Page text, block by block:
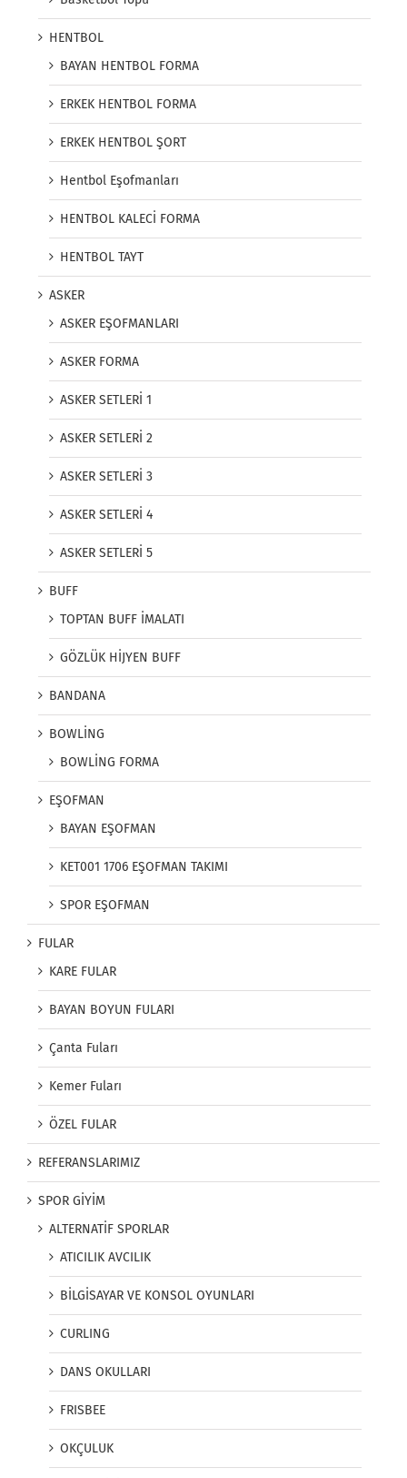
HENTBOL
BAYAN HENTBOL FORMA
ERKEK HENTBOL FORMA
ERKEK HENTBOL ŞORT
Hentbol Eşofmanları
HENTBOL KALECİ FORMA
HENTBOL TAYT
ASKER
ASKER EŞOFMANLARI
ASKER FORMA
ASKER SETLERİ 1
ASKER SETLERİ 2
ASKER SETLERİ 3
ASKER SETLERİ 4
ASKER SETLERİ 5
BUFF
TOPTAN BUFF İMALATI
GÖZLÜK HİJYEN BUFF
BANDANA
BOWLİNG
BOWLİNG FORMA
EŞOFMAN
BAYAN EŞOFMAN
KET001 1706 EŞOFMAN TAKIMI
SPOR EŞOFMAN
FULAR
KARE FULAR
BAYAN BOYUN FULARI
Çanta Fuları
Kemer Fuları
ÖZEL FULAR
REFERANSLARIMIZ
SPOR GİYİM
ALTERNATİF SPORLAR
ATICILIK AVCILIK
BİLGİSAYAR VE KONSOL OYUNLARI
CURLING
DANS OKULLARI
FRISBEE
OKÇULUK